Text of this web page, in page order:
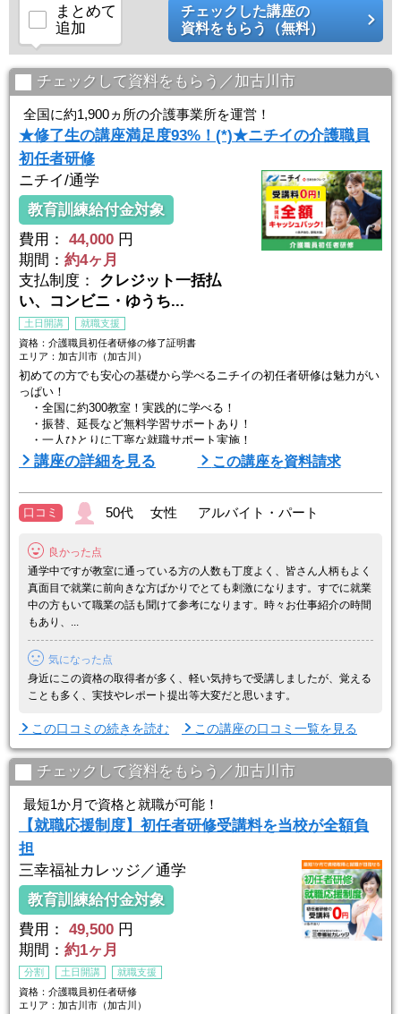
まとめて
追加
チェックした講座の
資料をもらう（無料）
チェックして資料をもらう／加古川市
全国に約1,900ヵ所の介護事業所を運営！
★修了生の講座満足度93%！(*)★ニチイの介護職員
初任者研修
ニチイ/通学
教育訓練給付金対象
費用：
44,000 円
期間： 約4ヶ月
支払制度： クレジット一括払
い、コンビニ・ゆうち...
土日開講
就職支援
資格：介護職員初任者研修の修了証明書
エリア：加古川市（加古川）
初めての方でも安心の基礎から学べるニチイの初任者研修は魅力がい
っぱい！
・全国に約300教室！実践的に学べる！
・振替、延長など無料学習サポートあり！
・一人ひとりに丁寧な就職サポート実施！
・修了後、ニチイに就職すると受講料全額キャッシュバック！
さあ、具体的に紹介します。
★ニチイのここがおススメ★
≪学びやすい！≫
ニチイは、50年以上にわたって教育事業を展開するとともに、在宅系
から、居住系、保険外まで幅広い介護サービス ...
講座の詳細を見る この講座を資料請求
口コミ 50代 女性 アルバイト・パート
良かった点
通学中ですが教室に通っている方の人数も丁度よく、皆さん人柄もよく
真面目で就業に前向きな方ばかりでとても刺激になります。すでに就業
中の方もいて職業の話も聞けて参考になります。時々お仕事紹介の時間
もあり、...
気になった点
身近にこの資格の取得者が多く、軽い気持ちで受講しましたが、覚える
ことも多く、実技やレポート提出等大変だと思います。
この口コミの続きを読む この講座の口コミ一覧を見る
チェックして資料をもらう／加古川市
最短1か月で資格と就職が可能！
【就職応援制度】初任者研修受講料を当校が全額負
担
三幸福祉カレッジ／通学
教育訓練給付金対象
費用：
49,500 円
期間： 約1ヶ月
分割 土日開講
就職支援
資格：介護職員初任者研修
エリア：加古川市（加古川）